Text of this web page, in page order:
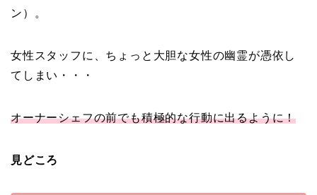
ン）。
女性スタッフに、ちょっと大胆な女性の幽霊が憑依し
てしまい・・・
オーナーシェフの前でも積極的な行動に出るように！
見どころ